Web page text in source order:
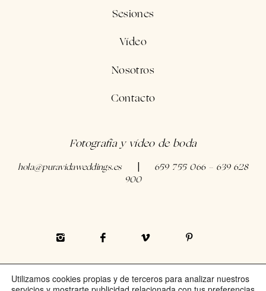
Sesiones
Vídeo
Nosotros
Contacto
Fotografía y vídeo de boda
hola@puravidaweddings.es
659 755 066 - 639 628
900
Utilizamos cookies propias y de terceros para analizar nuestros